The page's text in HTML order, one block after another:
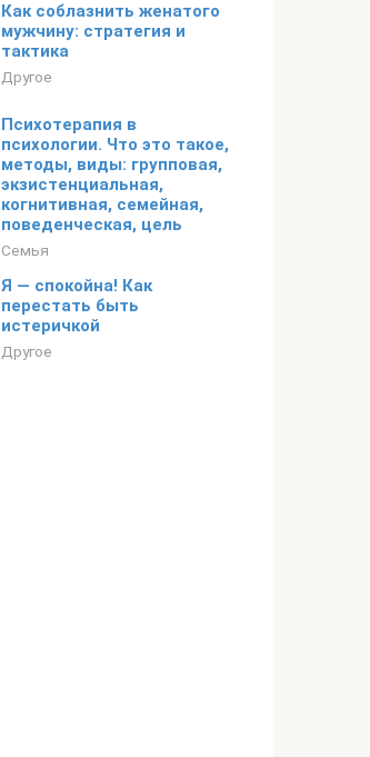
Как соблазнить женатого
мужчину: стратегия и
тактика
Другое
Психотерапия в
психологии. Что это такое,
методы, виды: групповая,
экзистенциальная,
когнитивная, семейная,
поведенческая, цель
Семья
Я — спокойна! Как
перестать быть
истеричкой
Другое